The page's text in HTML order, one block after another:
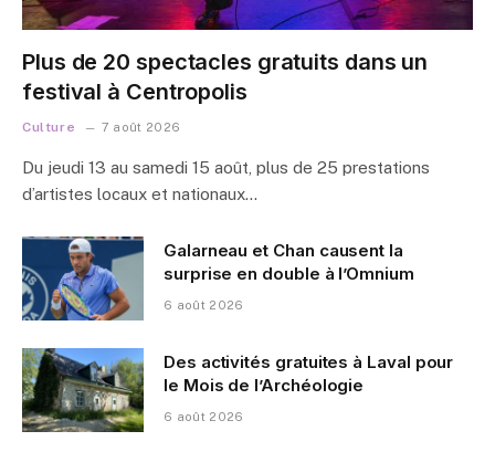
Plus de 20 spectacles gratuits dans un
festival à Centropolis
Culture 7 août 2026
Du jeudi 13 au samedi 15 août, plus de 25 prestations
d’artistes locaux et nationaux…
Galarneau et Chan causent la
surprise en double à l’Omnium
6 août 2026
Des activités gratuites à Laval pour
le Mois de l’Archéologie
6 août 2026